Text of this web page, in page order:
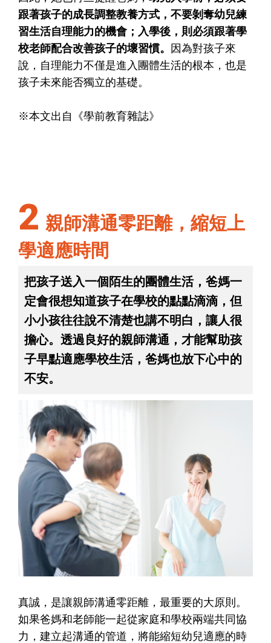
跟著孩子的成長調整教養方式，不要剝奪幼兒練
習生活自理能力的機會；入學後，則必須跟著學
校老師配合改善孩子的壞習慣。 因為對孩子來
說，自理能力不僅是進入團體生活的根本，也是
孩子未來能否獨立的基礎。
※本文出自《學前教育雜誌》​​​​​​
2 親師溝通零距離，縮短上
學適應時間
把孩子送入一個陌生的團體生活，爸媽一
定會很想知道孩子在學校的點點滴滴，但
小小孩往往說不清楚也講不明白，讓人很
擔心。透過良好的親師溝通，才能幫助孩
子早點適應學校生活，爸媽也放下心中的
不安。
真誠，是讓親師溝通零距離，最重要的大原則。
如果爸媽和老師能一起從家庭和學校兩端共同協
力，建立起溝通的管道，將能縮短幼兒適應的時